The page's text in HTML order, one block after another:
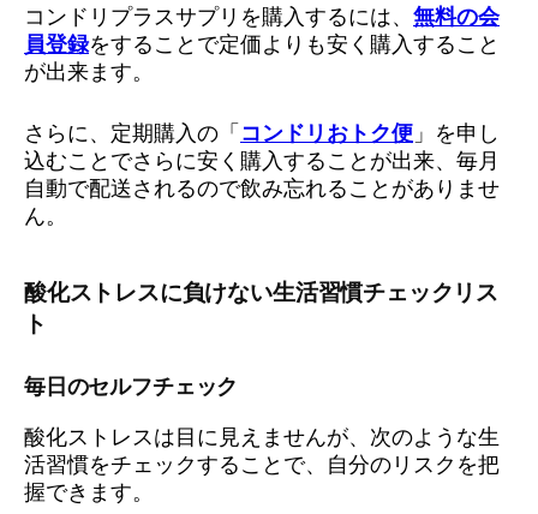
コンドリプラスサプリを購入するには、 無料の会
員登録をすることで定価よりも安く購入すること
が出来ます。
さらに、定期購入の「コンドリおトク便 」を申し
込むことでさらに安く購入することが出来、毎月
自動で配送されるので飲み忘れることがありませ
ん。
酸化ストレスに負けない生活習慣チェックリス
ト
毎日のセルフチェック
酸化ストレスは目に見えませんが、次のような生
活習慣をチェックすることで、自分のリスクを把
握できます。